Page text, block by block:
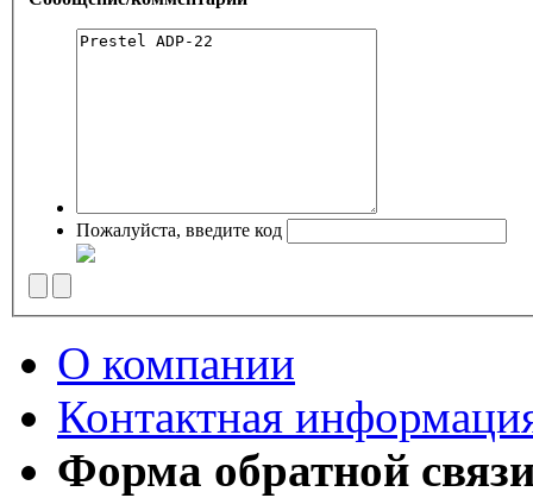
Пожалуйста, введите код
О компании
Контактная
Форма обратной